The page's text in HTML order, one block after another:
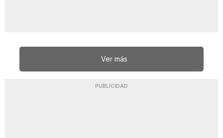
Ver más
PUBLICIDAD